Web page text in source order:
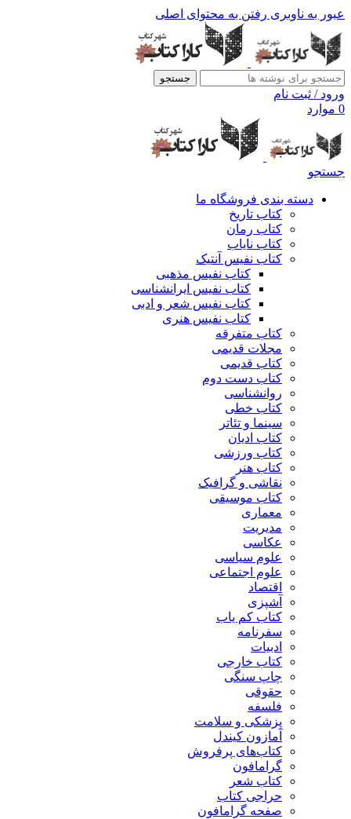
عبور به ناوبری رفتن به محتوای اصلی
جستجو
ورود / ثبت نام
0 موارد
جستجو
دسته بندی فروشگاه ما
کتاب تاریخ
کتاب رمان
کتاب نایاب
کتاب نفیس آنتیک
کتاب نفیس مذهبی
کتاب نفیس ایرانشناسی
کتاب نفیس شعر و ادبی
کتاب نفیس هنری
کتاب متفرقه
مجلات قدیمی
کتاب قدیمی
کتاب دست دوم
روانشناسی
کتاب خطی
سینما و تئاتر
کتاب ادیان
کتاب ورزشی
کتاب هنر
نقاشی و گرافیک
کتاب موسیقی
معماری
مدیریت
عکاسی
علوم سیاسی
علوم اجتماعی
اقتصاد
آشپزی
کتاب کم یاب
سفرنامه
ادبیات
کتاب خارجی
چاپ سنگی
حقوقی
فلسفه
پزشکی و سلامت
آمازون کیندل
کتاب‌های پرفروش
گرامافون
کتاب شعر
حراجی کتاب
صفحه گرامافون